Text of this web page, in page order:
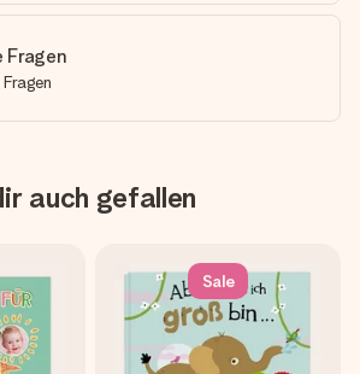
auch gefallen
Sale